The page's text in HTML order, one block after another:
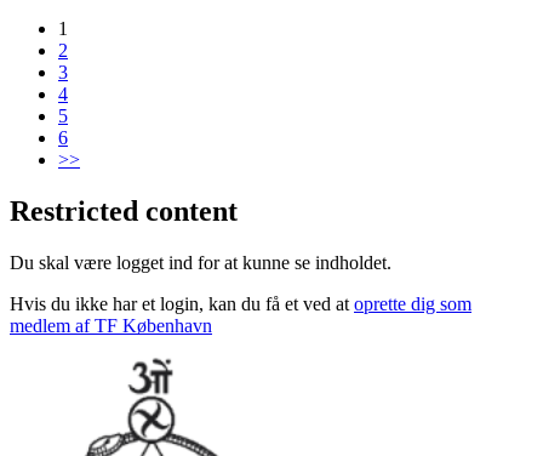
1
2
3
4
5
6
>>
Restricted content
Du skal være logget ind for at kunne se indholdet.
Hvis du ikke har et login, kan du få et ved at oprette dig som
medlem af TF København